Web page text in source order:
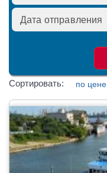
Сортировать: по цене